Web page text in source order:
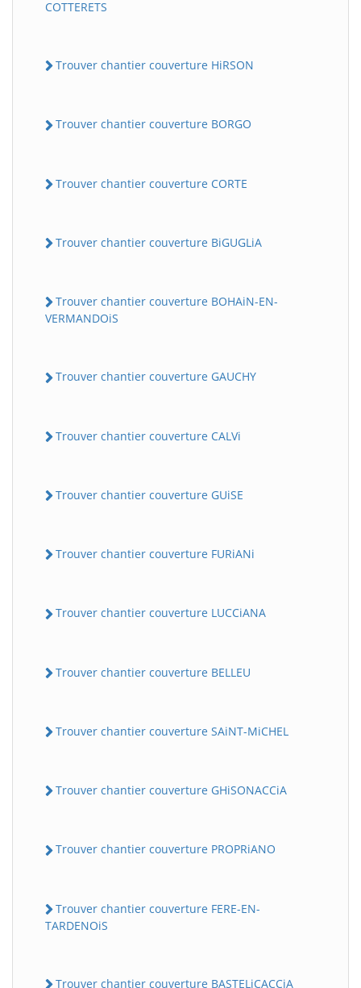
COTTERETS
Trouver chantier couverture HiRSON
Trouver chantier couverture BORGO
Trouver chantier couverture CORTE
Trouver chantier couverture BiGUGLiA
Trouver chantier couverture BOHAiN-EN-
VERMANDOiS
Trouver chantier couverture GAUCHY
Trouver chantier couverture CALVi
Trouver chantier couverture GUiSE
Trouver chantier couverture FURiANi
Trouver chantier couverture LUCCiANA
Trouver chantier couverture BELLEU
Trouver chantier couverture SAiNT-MiCHEL
Trouver chantier couverture GHiSONACCiA
Trouver chantier couverture PROPRiANO
Trouver chantier couverture FERE-EN-
TARDENOiS
Trouver chantier couverture BASTELiCACCiA